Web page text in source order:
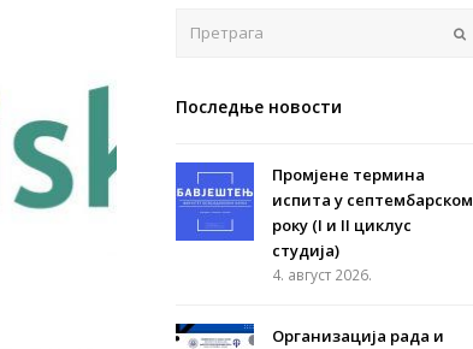
Последње новости
Промјене термина
испита у септембарском
року (I и II циклус
студија)
4. август 2026.
Организација рада и